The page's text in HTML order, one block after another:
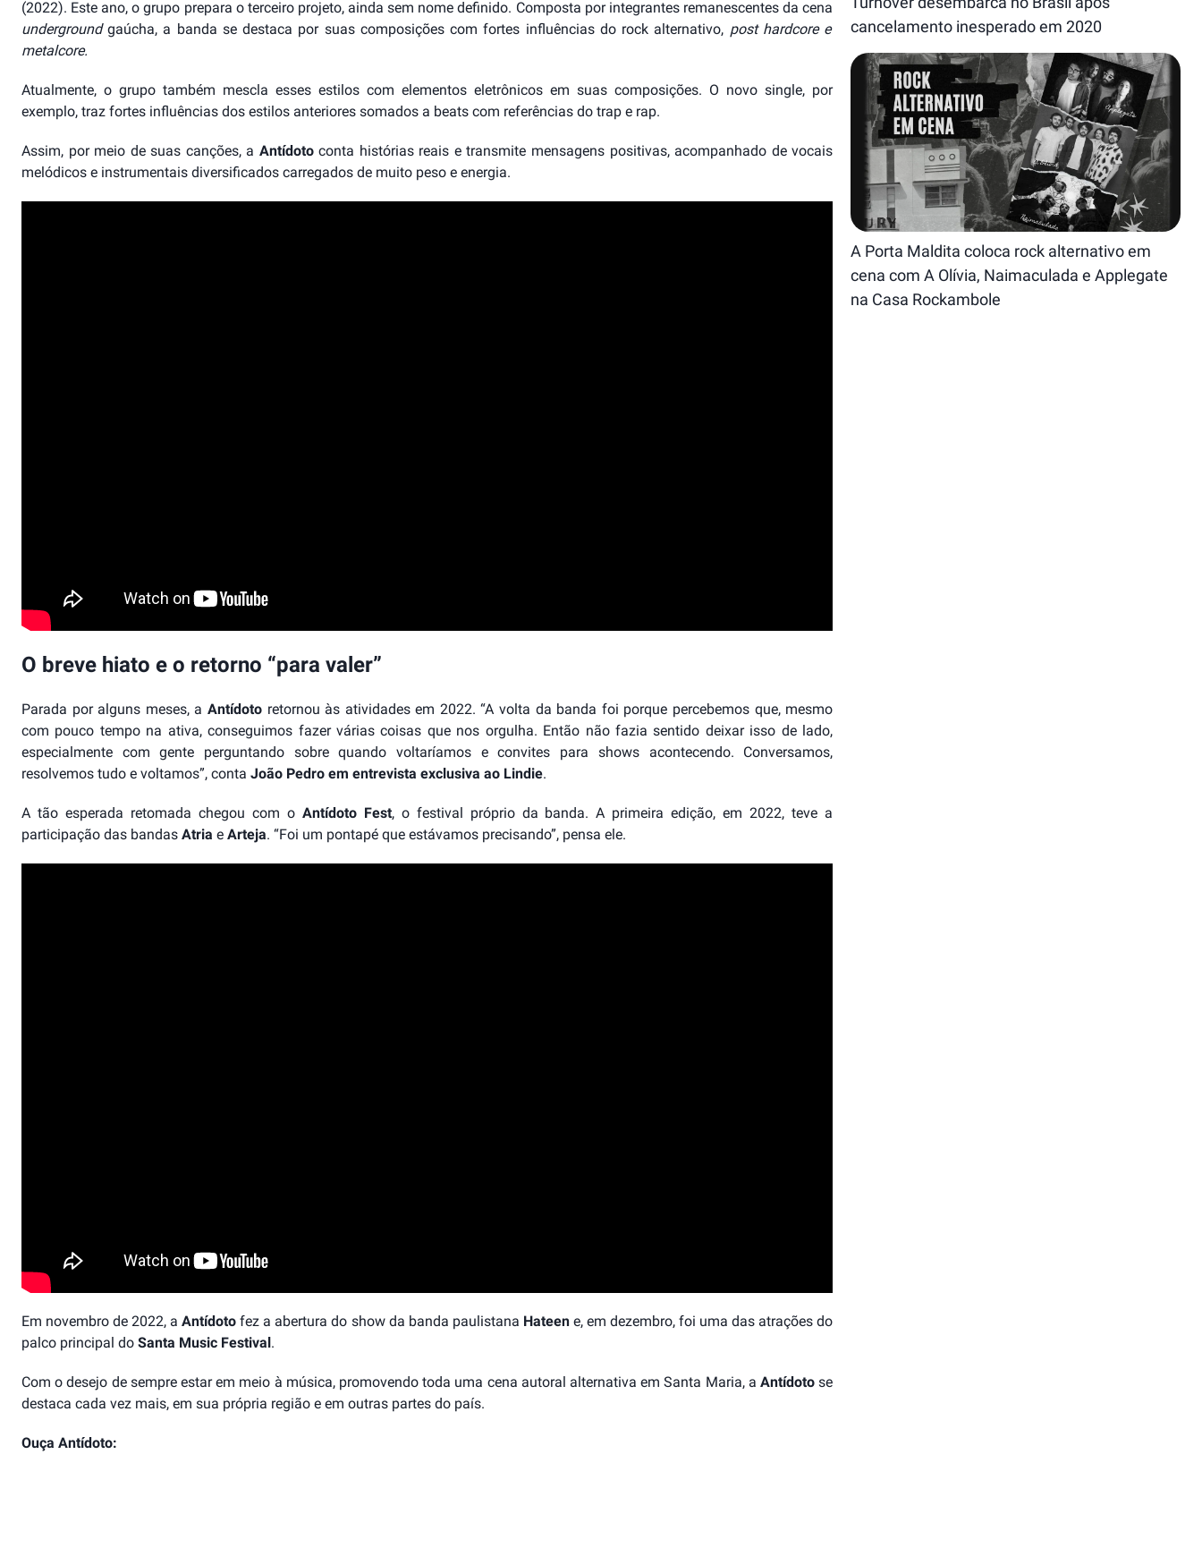
(2022). Este ano, o grupo prepara o terceiro projeto, ainda sem nome definido. Composta por integrantes remanescentes da cena
undergroundgaúcha, a banda se destaca por suas composições com fortes influências do rock alternativo, post hardcore e
metalcore.
Atualmente, o grupo também mescla esses estilos com elementos eletrônicos em suas composições. O novo single, por
exemplo, traz fortes influências dos estilos anteriores somados a beats com referências do trap e rap.
Assim, por meio de suas canções, a Antídotoconta histórias reais e transmite mensagens positivas, acompanhado de vocais
melódicos e instrumentais diversificados carregados de muito peso e energia.
O breve hiato e o retorno “para valer”
Parada por alguns meses, a Antídoto retornou às atividades em 2022. “A volta da banda foi porque percebemos que, mesmo
com pouco tempo na ativa, conseguimos fazer várias coisas que nos orgulha. Então não fazia sentido deixar isso de lado,
especialmente com gente perguntando sobre quando voltaríamos e convites para shows acontecendo. Conversamos,
resolvemos tudo e voltamos”, conta João Pedro em entrevista exclusiva ao Lindie.
A tão esperada retomada chegou com o Antídoto Fest, o festival próprio da banda. A primeira edição, em 2022, teve a
participação das bandas Atria e Arteja. “Foi um pontapé que estávamos precisando”, pensa ele.
Em novembro de 2022, aAntídoto fez a abertura do show da banda paulistana Hateene, em dezembro, foi uma das atrações do
palco principal do Santa Music Festival .
Com o desejo de sempre estar em meio à música, promovendo toda uma cena autoral alternativa em Santa Maria, a Antídoto se
destaca cada vez mais, em sua própria região e em outras partes do país.
Ouça Antídoto:
cancelamento inesperado em 2020
A Porta Maldita coloca rock alternativo em
cena com A Olívia, Naimaculada e Applegate
na Casa Rockambole